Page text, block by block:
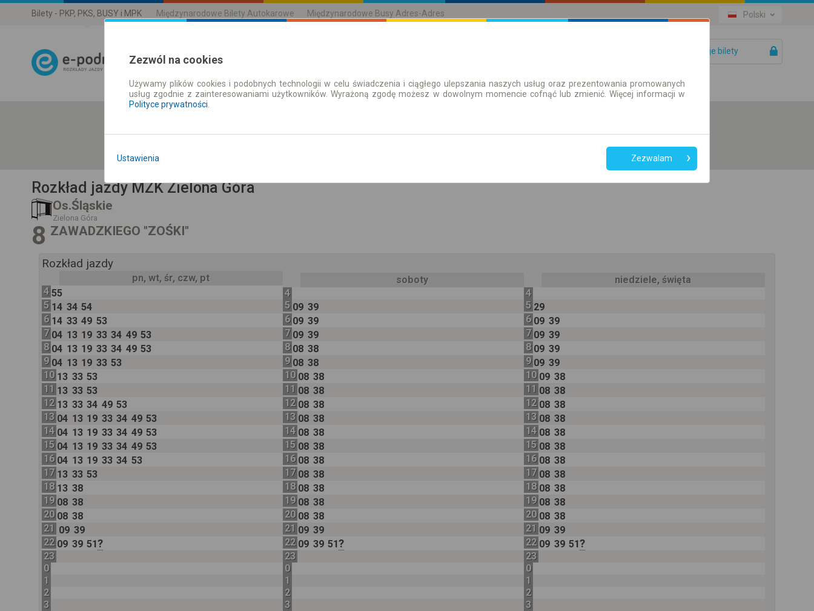
Bilety - PKP, PKS, BUSY i MPK Międzynarodowe Bilety Autokarowe Międzynarodowe Busy Adres-Adres Polski
Twoje bilety
Rozkład Jazdy | Bilety Bilety okresowe
Pokaż rozkład
Rozkład jazdy MZK Zielona Góra
Os.Śląskie
Zielona Góra
8 ZAWADZKIEGO "ZOŚKI"
Rozkład jazdy
pn, wt, śr, czw, pt
4 55
5 14 34 54
6 14 33 49 53
7 04 13 19 33 34 49 53
8 04 13 19 33 34 49 53
9 04 13 19 33 53
10 13 33 53
11 13 33 53
12 13 33 34 49 53
13 04 13 19 33 34 49 53
14 04 13 19 33 34 49 53
15 04 13 19 33 34 49 53
16 04 13 19 33 34 53
17 13 33 53
18 13 38
19 08 38
20 08 38
21 09 39
22 09 39 51?
23
0
1
2
3
soboty
4
5 09 39
6 09 39
7 09 39
8 08 38
9 08 38
10 08 38
11 08 38
12 08 38
13 08 38
14 08 38
15 08 38
16 08 38
17 08 38
18 08 38
19 08 38
20 08 38
21 09 39
22 09 39 51?
23
0
1
2
3
niedziele, święta
4
5 29
6 09 39
7 09 39
8 09 39
9 09 39
10 09 38
11 08 38
12 08 38
13 08 38
14 08 38
15 08 38
16 08 38
17 08 38
18 08 38
19 08 38
20 08 38
21 09 39
22 09 39 51?
23
0
1
2
3
Zezwól na cookies
Używamy plików cookies i podobnych technologii w celu świadczenia i ciągłego ulepszania naszych usług oraz prezentowania promowanych
usług zgodnie z zainteresowaniami użytkowników. Wyrażoną zgodę możesz w dowolnym momencie cofnąć lub zmienić. Więcej informacji w
Polityce prywatności
Ustawienia Zezwalam